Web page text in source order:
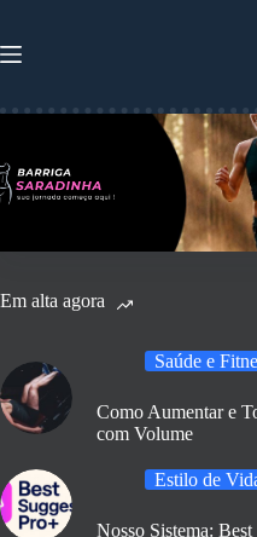
o
Em alta agora
Saúde e
Como Aumentar e
com Volume
Estilo de
Nosso Sistema: